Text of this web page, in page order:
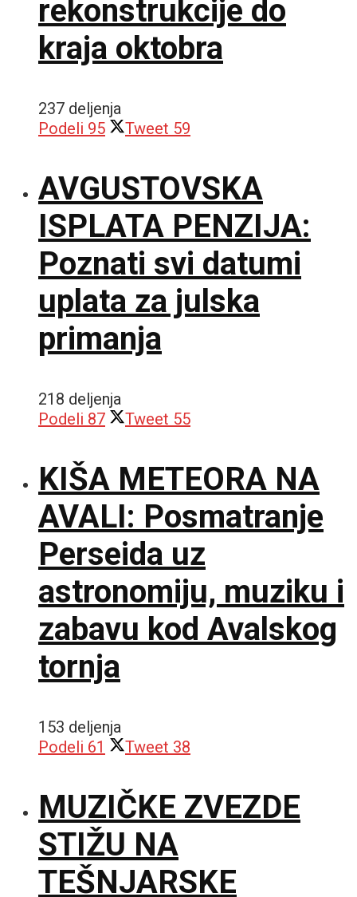
rekonstrukcije do
kraja oktobra
237 deljenja
Podeli 95 Tweet 59
AVGUSTOVSKA
ISPLATA PENZIJA:
Poznati svi datumi
uplata za julska
primanja
218 deljenja
Podeli 87 Tweet 55
KIŠA METEORA NA
AVALI: Posmatranje
Perseida uz
astronomiju, muziku i
zabavu kod Avalskog
tornja
153 deljenja
Podeli 61 Tweet 38
MUZIČKE ZVEZDE
STIŽU NA
TEŠNJARSKE